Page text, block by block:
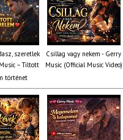
szeretlek
– Tiltott
történet
Csillag vagy nekem - Gerry
Music (Official Music Video)